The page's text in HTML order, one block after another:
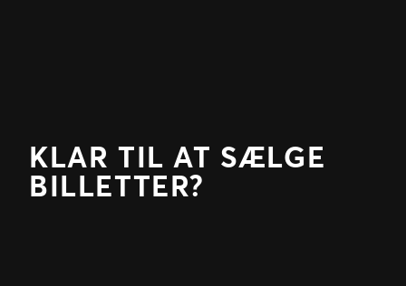
KLAR TIL AT SÆLGE
BILLETTER?